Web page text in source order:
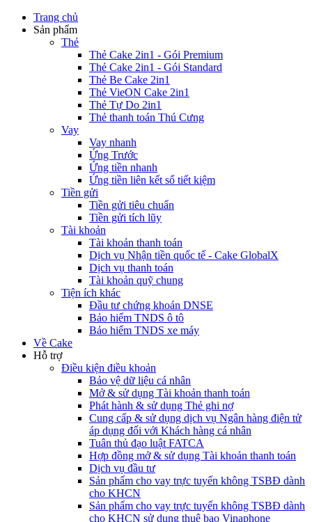
Trang chủ
Sản phẩm
Thẻ
Thẻ Cake 2in1 - Gói Premium
Thẻ Cake 2in1 - Gói Standard
Thẻ Be Cake 2in1
Thẻ VieON Cake 2in1
Thẻ Tự Do 2in1
Thẻ thanh toán Thú Cưng
Vay
Vay nhanh
Ứng Trước
Ứng tiền nhanh
Ứng tiền liên kết sổ tiết kiệm
Tiền gửi
Tiền gửi tiêu chuẩn
Tiền gửi tích lũy
Tài khoản
Tài khoản thanh toán
Dịch vụ Nhận tiền quốc tế - Cake GlobalX
Dịch vụ thanh toán
Tài khoản quỹ chung
Tiện ích khác
Đầu tư chứng khoán DNSE
Bảo hiểm TNDS ô tô
Bảo hiểm TNDS xe máy
Về Cake
Hỗ trợ
Điều kiện điều khoản
Bảo vệ dữ liệu cá nhân
Mở & sử dụng Tài khoản thanh toán
Phát hành & sử dụng Thẻ ghi nợ
Cung cấp & sử dụng dịch vụ Ngân hàng điện tử
áp dụng đối với Khách hàng cá nhân
Tuân thủ đạo luật FATCA
Hợp đồng mở & sử dụng Tài khoản thanh toán
Dịch vụ đầu tư
Sản phẩm cho vay trực tuyến không TSBĐ dành
cho KHCN
Sản phẩm cho vay trực tuyến không TSBĐ dành
cho KHCN sử dụng thuê bao Vinaphone